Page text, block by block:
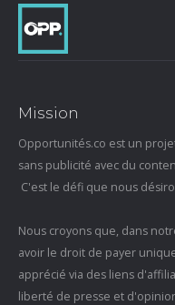
Mission
Opportunités.co est un
sans publicité avec du
C'est le défi que nous
Nous croyons que, dans
avoir le droit de payer
apprécié via des liens
liberté de presse et